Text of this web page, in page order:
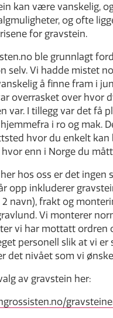
kan være vanskelig,
og ofte
for gravstein.
ble grunnlagt
selv. Vi hadde mistet
å finne fram i
overrasket over hvor
var. I tillegg var det få
i ro og mak.
hvor du enkelt kan
hvor enn i Norge du
hos oss er det ingen
opp inkluderer
navn), frakt og
Vi monterer
vi har mottatt ordren
personell slik at vi er
det nivået som vi
av gravstein her: